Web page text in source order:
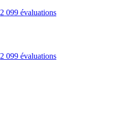
2 099 évaluations
2 099 évaluations